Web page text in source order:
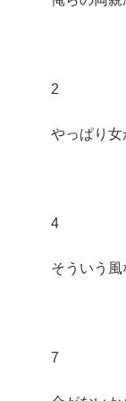
2
やっぱり女
4
そういう
7